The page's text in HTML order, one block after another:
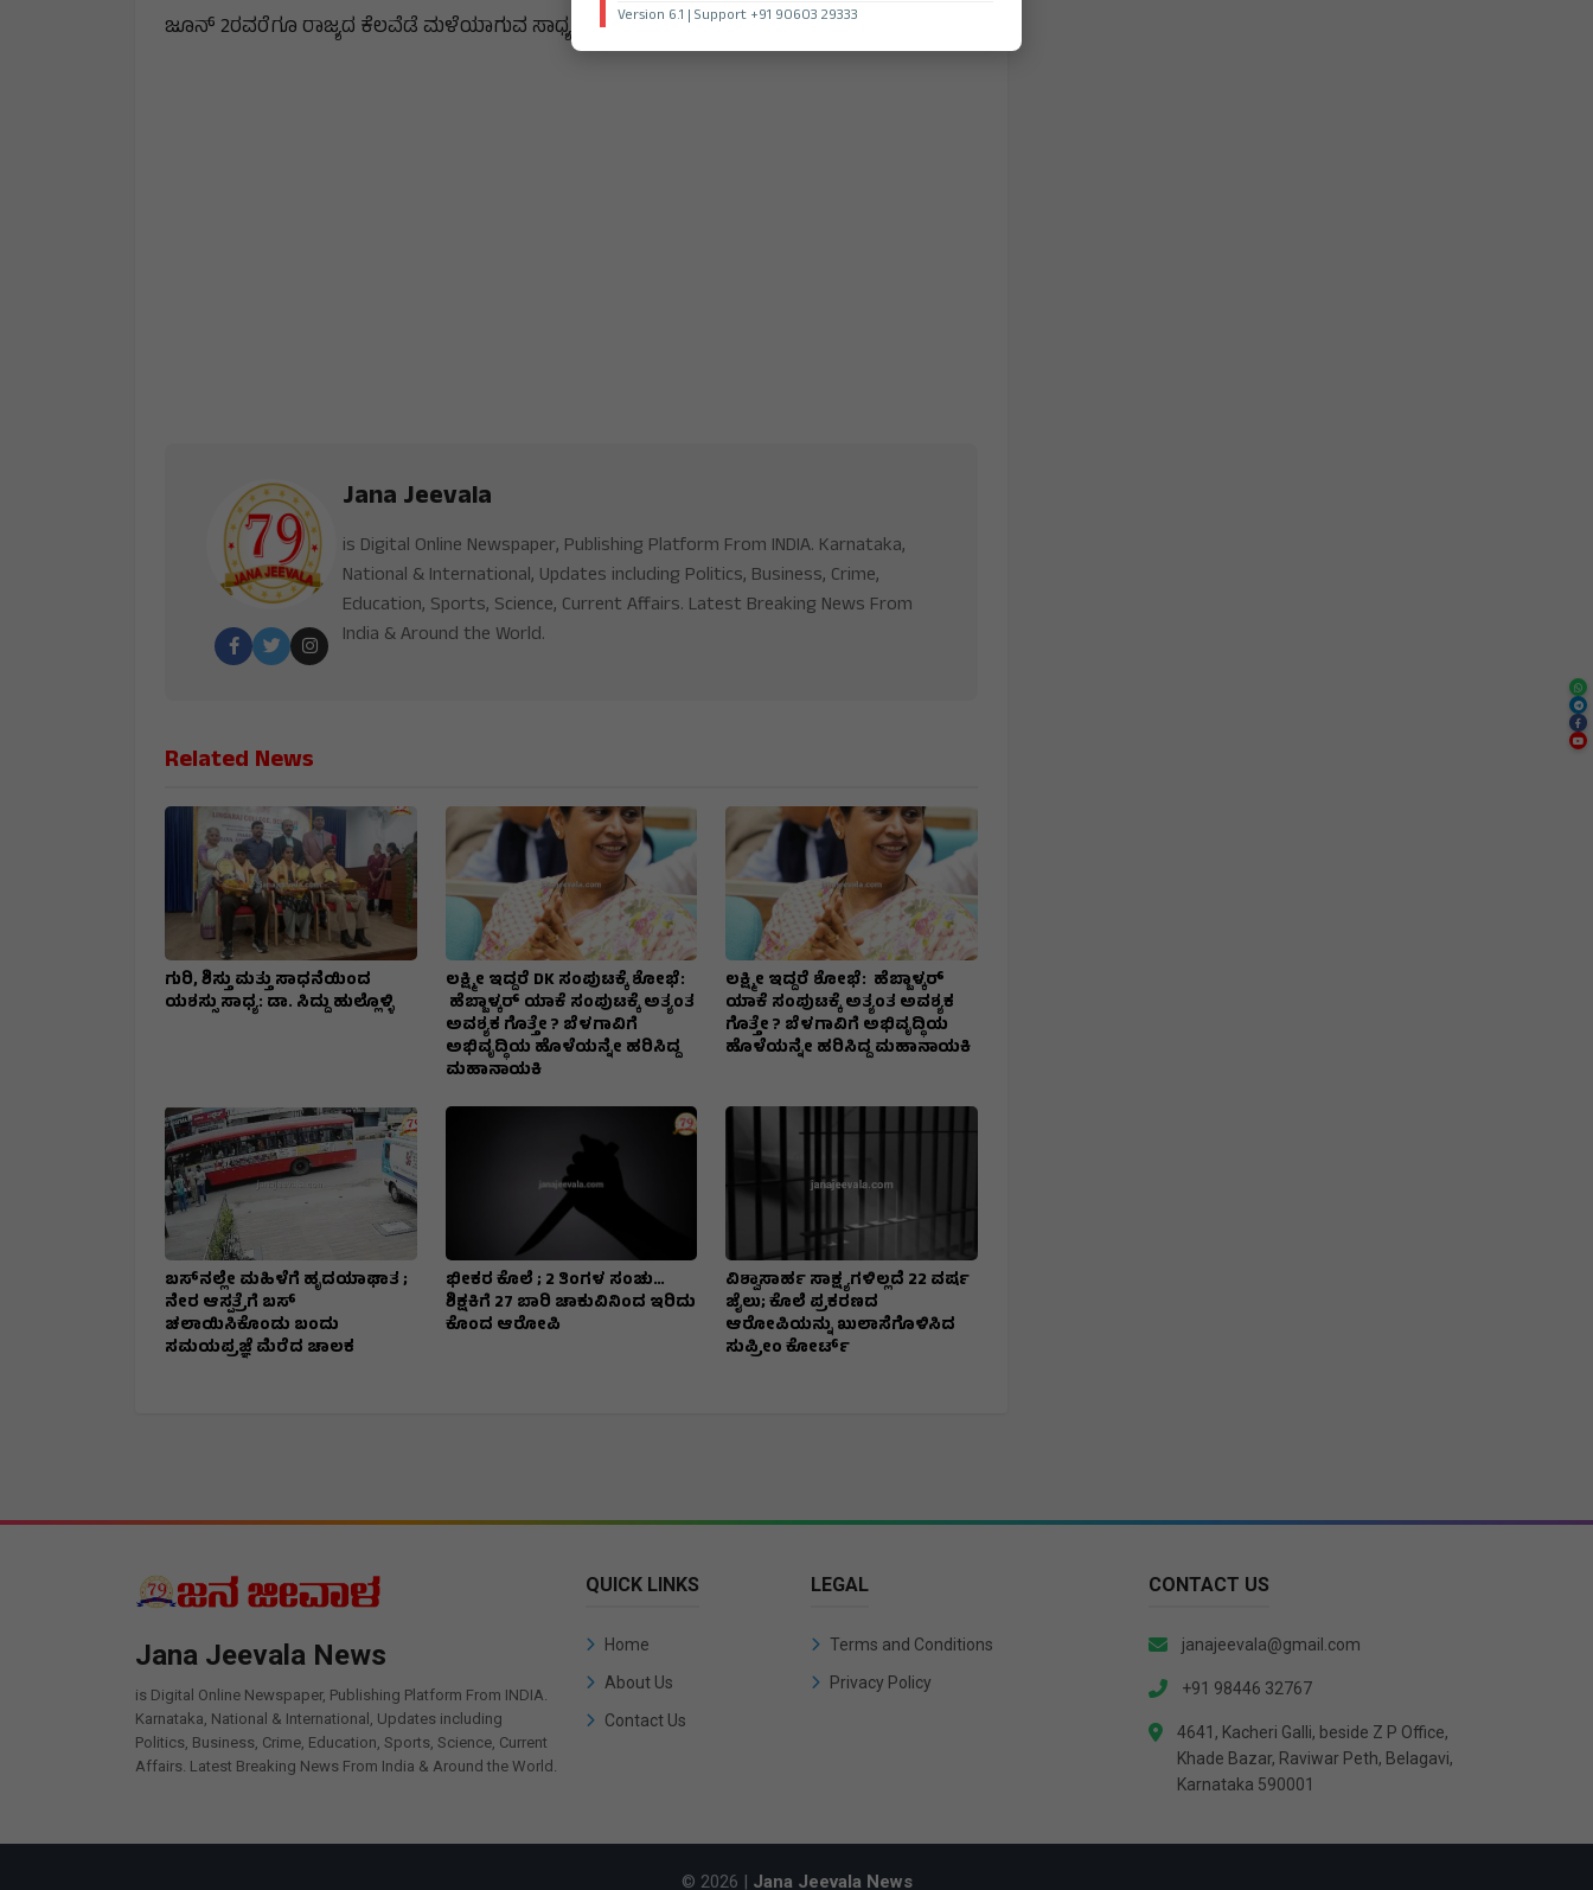
ಜೂನ್ 2ರವರೆಗೂ ರಾಜ್ಯದ ಕೆಲವೆಡೆ ಮಳೆಯಾಗುವ ಸಾಧ್ಯತೆಯಿದೆ ಎಂದೂ ಇಲಾಖೆ ತಿಳಿಸಿದೆ.
Jana Jeevala
is Digital Online Newspaper, Publishing Platform From INDIA. Karnataka,
National & International, Updates including Politics, Business, Crime,
Education, Sports, Science, Current Affairs. Latest Breaking News From
India & Around the World.
Related News
ಗುರಿ, ಶಿಸ್ತು ಮತ್ತು ಸಾಧನೆಯಿಂದ
ಯಶಸ್ಸು ಸಾಧ್ಯ: ಡಾ. ಸಿದ್ದು ಹುಲ್ಲೊಳ್ಳಿ
ಲಕ್ಷ್ಮೀ ಇದ್ದರೆ DK ಸಂಪುಟಕ್ಕೆ ಶೋಭೆ:
ಹೆಬ್ಬಾಳ್ಕರ್ ಯಾಕೆ ಸಂಪುಟಕ್ಕೆ ಅತ್ಯಂತ
ಅವಶ್ಯಕ ಗೊತ್ತೇ ? ಬೆಳಗಾವಿಗೆ
ಅಭಿವೃದ್ಧಿಯ ಹೊಳೆಯನ್ನೇ ಹರಿಸಿದ್ದ
ಮಹಾನಾಯಕಿ
ಲಕ್ಷ್ಮೀ ಇದ್ದರೆ ಶೋಭೆ: ಹೆಬ್ಬಾಳ್ಕರ್
ಯಾಕೆ ಸಂಪುಟಕ್ಕೆ ಅತ್ಯಂತ ಅವಶ್ಯಕ
ಗೊತ್ತೇ ? ಬೆಳಗಾವಿಗೆ ಅಭಿವೃದ್ಧಿಯ
ಹೊಳೆಯನ್ನೇ ಹರಿಸಿದ್ದ ಮಹಾನಾಯಕಿ
ಬಸ್‌ನಲ್ಲೇ ಮಹಿಳೆಗೆ ಹೃದಯಾಘಾತ ;
ನೇರ ಆಸ್ಪತ್ರೆಗೆ ಬಸ್‌
ಚಲಾಯಿಸಿಕೊಂಡು ಬಂದು
ಸಮಯಪ್ರಜ್ಞೆ ಮೆರೆದ ಚಾಲಕ
ಭೀಕರ ಕೊಲೆ ; 2 ತಿಂಗಳ ಸಂಚು…
ಶಿಕ್ಷಕಿಗೆ 27 ಬಾರಿ ಚಾಕುವಿನಿಂದ ಇರಿದು
ಕೊಂದ ಆರೋಪಿ
ವಿಶ್ವಾಸಾರ್ಹ ಸಾಕ್ಷ್ಯಗಳಿಲ್ಲದೆ 22 ವರ್ಷ
ಜೈಲು; ಕೊಲೆ ಪ್ರಕರಣದ
ಆರೋಪಿಯನ್ನು ಖುಲಾಸೆಗೊಳಿಸಿದ
ಸುಪ್ರೀಂ ಕೋರ್ಟ್
Jana Jeevala News
is Digital Online Newspaper, Publishing Platform From INDIA.
Karnataka, National & International, Updates including
Politics, Business, Crime, Education, Sports, Science, Current
Affairs. Latest Breaking News From India & Around the World.
QUICK LINKS
Home
About Us
Contact Us
LEGAL
Terms and Conditions
Privacy Policy
CONTACT US
janajeevala@gmail.com
+91 98446 32767
4641, Kacheri Galli, beside Z P Office,
Khade Bazar, Raviwar Peth, Belagavi,
Karnataka 590001
© 2026 | Jana Jeevala News
Version 6.1 | Support +91 90603 29333